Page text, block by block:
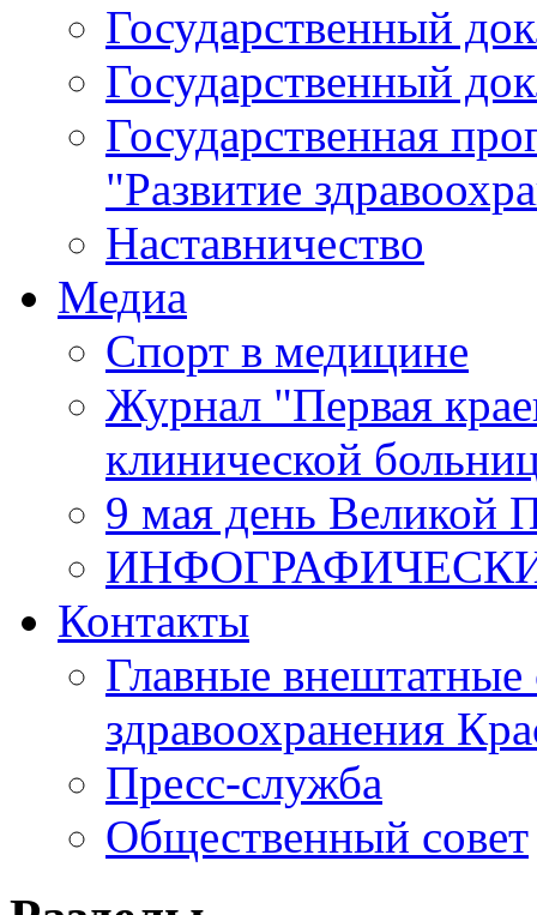
Государственный
Государственный
Государственная
"Развитие
Наставничество
Медиа
Спорт в медицине
Журнал "Первая
клинической
9 мая день Великой
Контакты
Главные внештатные
здравоохранения
Пресс-служба
Общественный совет